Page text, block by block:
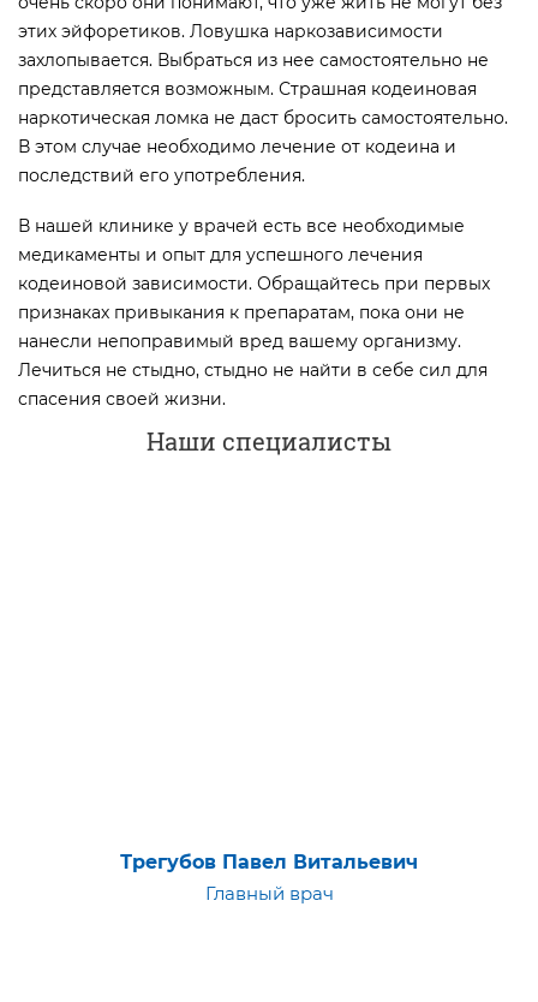
этих эйфоретиков. Ловушка наркозависимости
захлопывается. Выбраться из нее самостоятельно не
представляется возможным. Страшная кодеиновая
наркотическая ломка не даст бросить самостоятельно.
В этом случае необходимо лечение от кодеина и
последствий его употребления.
В нашей клинике у врачей есть все необходимые
медикаменты и опыт для успешного лечения
кодеиновой зависимости. Обращайтесь при первых
признаках привыкания к препаратам, пока они не
нанесли непоправимый вред вашему организму.
Лечиться не стыдно, стыдно не найти в себе сил для
спасения своей жизни.
Наши специалисты
Трегубов Павел Витальевич
Главный врач